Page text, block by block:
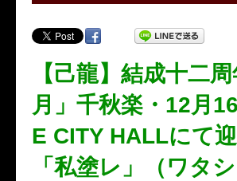
【己龍】結成十二
月」千秋楽・12月
E CITY HALLにて
「私塗レ」（ワタ